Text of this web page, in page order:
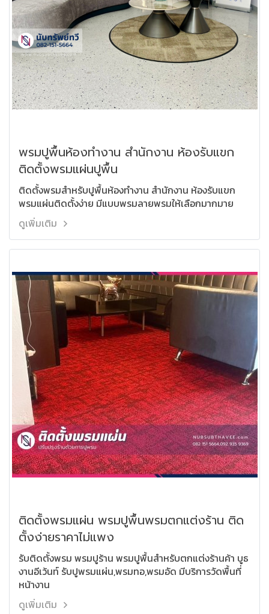
พรมปูพื้นห้องทำงาน สำนักงาน ห้องรับแขก
ติดตั้งพรมแผ่นปูพื้น
ติดตั้งพรมสำหรับปูพื้นห้องทำงาน สำนักงาน ห้องรับแขก
พรมแผ่นติดตั้งง่าย มีแบบพรมลายพรมให้เลือกมากมาย
ดูเพิ่มเติม
ติดตั้งพรมแผ่น พรมปูพื้นพรมตกแต่งร้าน ติด
ตั้งง่ายราคาไม่แพง
รับติดตั้งพรม พรมปูร้าน พรมปูพื้นสำหรับตกแต่งร้านค้า บูธ
งานอีเว้นท์ รับปูพรมแผ่น,พรมทอ,พรมอัด มีบริการวัดพื้นที่
หน้างาน
ดูเพิ่มเติม